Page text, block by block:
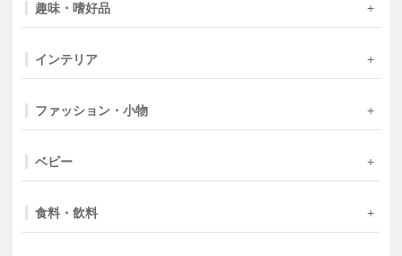
趣味・嗜好品
インテリア
ファッション・小物
ベビー
食料・飲料